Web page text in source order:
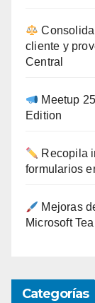
cliente y
Central
Meetup
Edition
Recopila
formularios
Mejoras
Microsoft
Categorías